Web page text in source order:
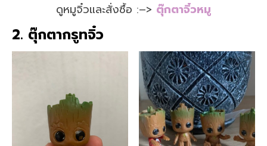
ดูหมูจิ๋วและสั่งซื้อ :–> ตุ๊กตาจิ๋วหมู
2. ตุ๊กตากรูทจิ๋ว